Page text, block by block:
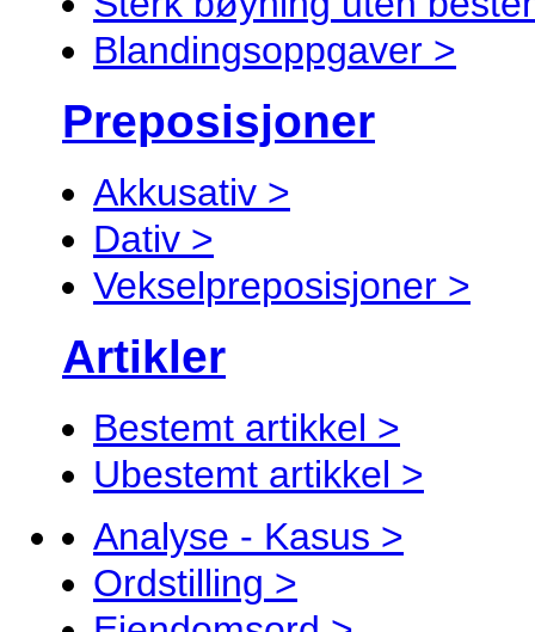
Blandingsoppgaver >
Preposisjoner
Akkusativ >
Dativ >
Vekselpreposisjoner >
Artikler
Bestemt artikkel >
Ubestemt artikkel >
Analyse - Kasus >
Ordstilling >